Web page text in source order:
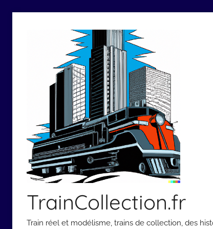
TrainCollection.fr
Train réel et modélisme, trains de collection, des